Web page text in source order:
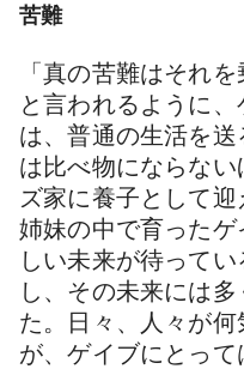
苦難
「真の苦難はそれ
と言われるように
は、普通の生活を
は比べ物にならな
ズ家に養子として
姉妹の中で育った
しい未来が待って
し、その未来には
た。日々、人々が
が、ゲイブにとって